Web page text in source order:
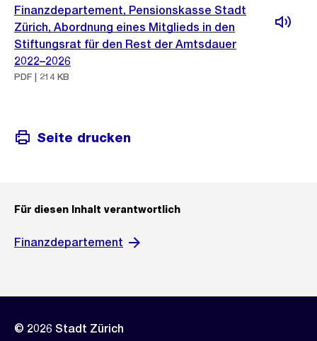
Finanzdepartement, Pensionskasse Stadt
Zürich, Abordnung eines Mitglieds in den
Stiftungsrat für den Rest der Amtsdauer
2022–2026
PDF | 214 KB
Seite drucken
Für diesen Inhalt verantwortlich
Finanzdepartement
© 2026 Stadt Zürich